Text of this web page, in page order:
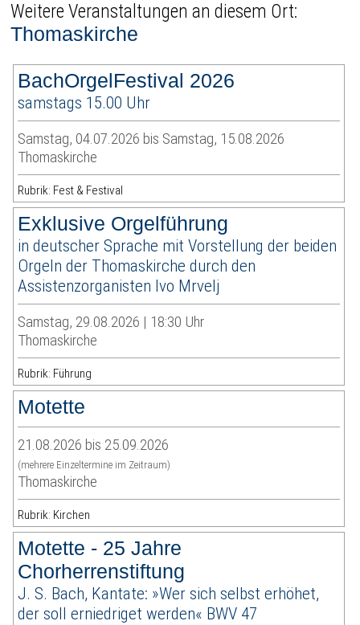
Weitere Veranstaltungen an diesem Ort:
Thomaskirche
BachOrgelFestival 2026
samstags 15.00 Uhr
Samstag, 04.07.2026 bis Samstag, 15.08.2026
Thomaskirche
Rubrik: Fest & Festival
Exklusive Orgelführung
in deutscher Sprache mit Vorstellung der beiden
Orgeln der Thomaskirche durch den
Assistenzorganisten Ivo Mrvelj
Samstag, 29.08.2026 | 18:30 Uhr
Thomaskirche
Rubrik: Führung
Motette
21.08.2026 bis 25.09.2026
(mehrere Einzeltermine im Zeitraum)
Thomaskirche
Rubrik: Kirchen
Motette - 25 Jahre
Chorherrenstiftung
J. S. Bach, Kantate: »Wer sich selbst erhöhet,
der soll erniedriget werden« BWV 47